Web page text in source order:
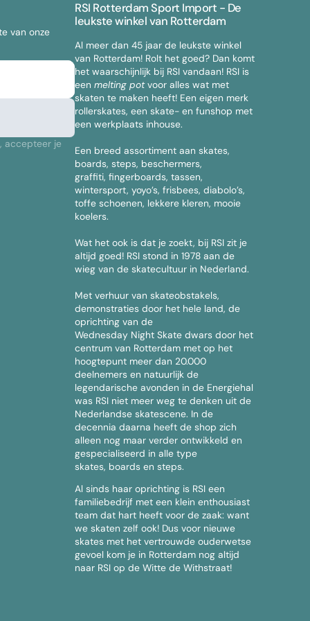
van onze
accepteer je
RSI Rotterdam Sport Import - De
leukste winkel van Rotterdam
Al meer dan 45 jaar de leukste winkel
van Rotterdam! Rolt het goed? Dan komt
het waarschijnlijk bij RSI vandaan! RSI is
een melting potvoor alles wat met
skaten te maken heeft! Een eigen merk
rollerskates, een skate- en funshop met
een werkplaats inhouse.
Een breed assortiment aan skates,
boards, steps, beschermers,
graffiti, fingerboards, tassen,
wintersport, yoyo’s, frisbees, diabolo’s,
toffe schoenen, lekkere kleren, mooie
koelers.
Wat het ook is dat je zoekt, bij RSI zit je
altijd goed! RSI stond in 1978 aan de
wieg van de skatecultuur in Nederland.
Met verhuur van skateobstakels,
demonstraties door het hele land, de
oprichting van de
Wednesday Night Skate dwars door het
centrum van Rotterdam met op het
hoogtepunt meer dan 20.000
deelnemers en natuurlijk de
legendarische avonden in de Energiehal
was RSI niet meer weg te denken uit de
Nederlandse skatescene. In de
decennia daarna heeft de shop zich
alleen nog maar verder ontwikkeld en
gespecialiseerd in alle type
skates, boards en steps.
Al sinds haar oprichting is RSI een
familiebedrijf met een klein enthousiast
team dat hart heeft voor de zaak: want
we skaten zelf ook! Dus voor nieuwe
skates met het vertrouwde ouderwetse
gevoel kom je in Rotterdam nog altijd
naar RSI op de Witte de Withstraat!